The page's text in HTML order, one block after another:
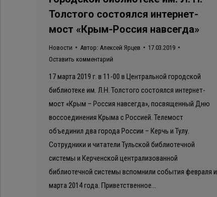
Толстого состоялся интернет-
мост «Крым-Россия навсегда»
Новости Автор: Алексей Ярцев
17.03.2019
Оставить комментарий
17 марта 2019 г. в 11-00 в Центральной городской
библиотеке им. Л.Н. Толстого состоялся интернет-
мост «Крым – Россия навсегда», посвященный Дню
воссоединения Крыма с Россией. Телемост
объединил два города России – Керчь и Тулу.
Сотрудники и читатели Тульской библиотечной
системы и Керченской централизованной
библиотечной системы вспомнили события февраля и
марта 2014 года. Приветственное…